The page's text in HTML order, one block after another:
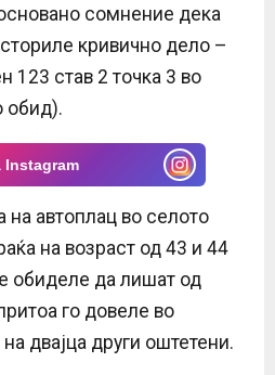
сомнение дека
кривично дело –
123 став 2 точка 3 во
обид).
Instagram
на автоплац во селото
на возраст од 43 и 44
обиделе да лишат од
го довеле во
двајца други оштетени.